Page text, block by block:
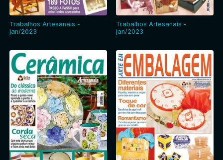
Trabalhos Artesanais -
jan/2023
Trabalhos Artesanais -
jan/2023